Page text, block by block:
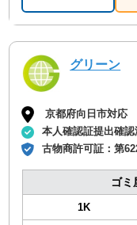
グリーン
京都府向日市対応
本人確認証提出確認
古物商許可証：第
ゴミ
1K